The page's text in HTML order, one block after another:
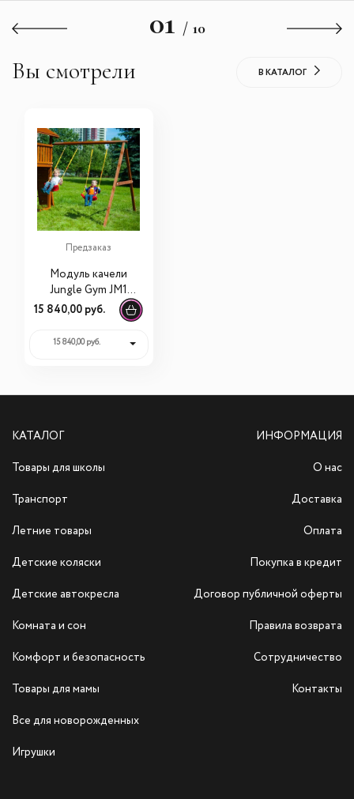
01 / 10
Вы смотрели В КАТАЛОГ
Предзаказ
Модуль качели
Jungle Gym JM1
Swing Module + 2
15 840,00 руб.
15 840,00 руб.
КАТАЛОГ
Товары для школы
Транспорт
Летние товары
Детские коляски
Детские автокресла
Комната и сон
Комфорт и безопасность
Товары для мамы
Все для новорожденных
Игрушки
ИНФОРМАЦИЯ
О нас
Доставка
Оплата
Покупка в кредит
Договор публичной оферты
Правила возврата
Сотрудничество
Контакты